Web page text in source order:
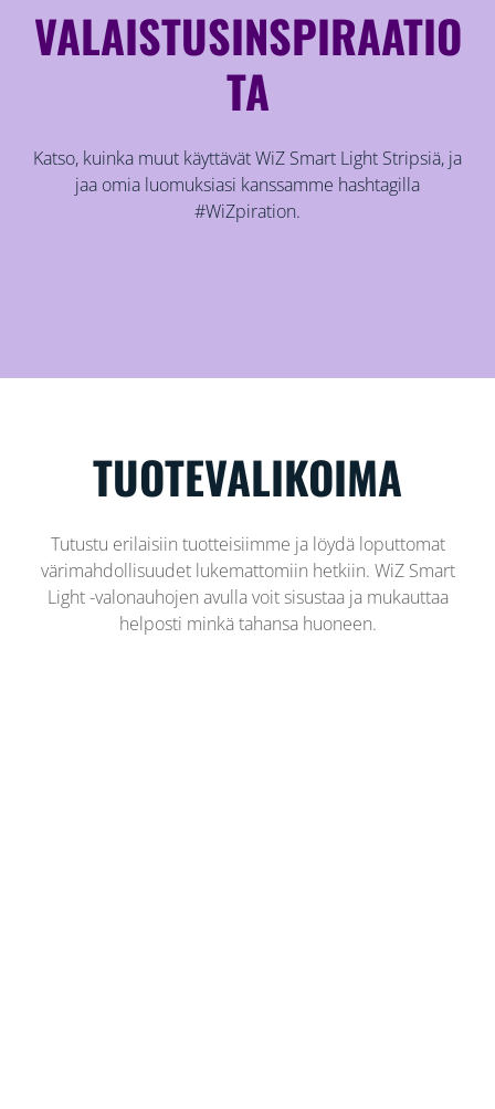
VALAISTUSINSPIRAATIO
TA
Katso, kuinka muut käyttävät WiZ Smart Light Stripsiä, ja
jaa omia luomuksiasi kanssamme hashtagilla
#WiZpiration.
TUOTEVALIKOIMA
Tutustu erilaisiin tuotteisiimme ja löydä loputtomat
värimahdollisuudet lukemattomiin hetkiin. WiZ Smart
Light -valonauhojen avulla voit sisustaa ja mukauttaa
helposti minkä tahansa huoneen.